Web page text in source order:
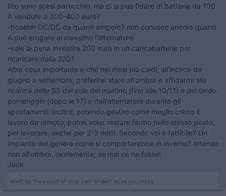
litio sono scesi parecchio, ma ci si può fidare di batterie da 100
A vendute a 300-400 euro?
-booster DC/DC da quanti ampere? non conosco ancora quanti
A può erogare al massimo l'alternatore
-vale la pena investire 200 euro in un caricabatterie per
ricaricare dalla 220?
Altra cosa importante è che nei mesi più caldi, all'incirca da
giugno a settembre, preferirei stare all'ombra e affidarmi alla
ricarica delle BS dal sole del mattino (fino alle 10/11) e del tardo
pomeriggio (dopo le 17) o dall'alternatore durante gli
spostamenti. Inoltre, potendo gestire come meglio credo il
lavoro da remoto, potrei voler restare fermo nello stesso posto,
per lavorare, anche per 2-3 notti. Secondo voi è fattibile? Un
impianto del genere come si comporterebbe in inverno? Intendo
non all'ombra, ovviamente, se mai ce ne fosse!
Jack
don’t let the sound of your own wheels drive you crazy